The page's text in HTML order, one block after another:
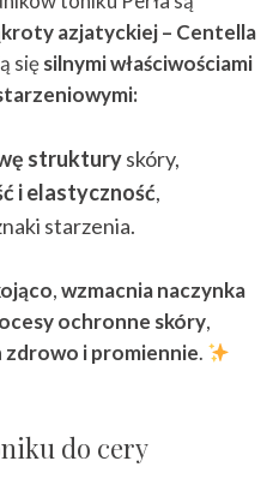
azjatyckiej – Centella
sięsilnymi właściwościami
strukturyskóry,
i elastyczność,
starzenia.
,wzmacnia naczynka
ochronne skóry,
zdrowo i promiennie.
do cery